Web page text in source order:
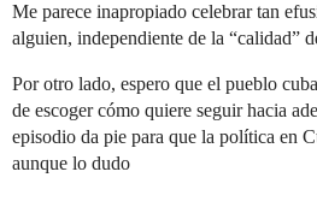
Me parece inapropiado celebrar tan
alguien, independiente de la “calidad”
Por otro lado, espero que el pueblo
de escoger cómo quiere seguir hacia
episodio da pie para que la política en
aunque lo dudo